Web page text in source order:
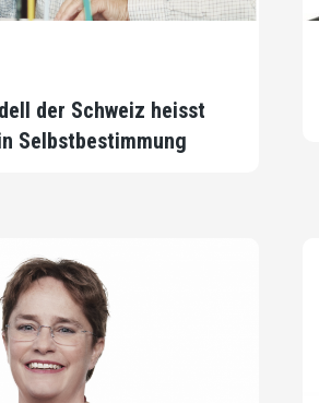
der Schweiz heisst
Selbstbestimmung